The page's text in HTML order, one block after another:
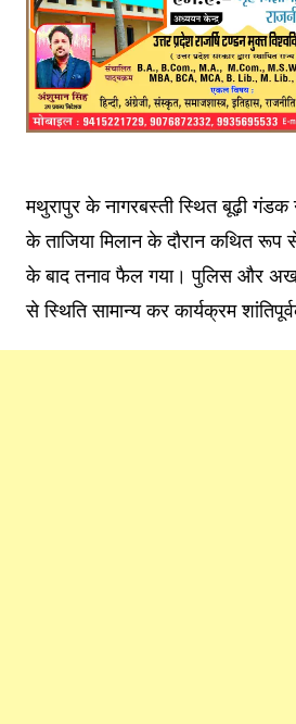
मथुरापुर के नागरबस्ती स्थित बूढ़ी
के ताजिया मिलान के दौरान कथित रूप
के बाद तनाव फैल गया। पुलिस और
से स्थिति सामान्य कर कार्यक्रम